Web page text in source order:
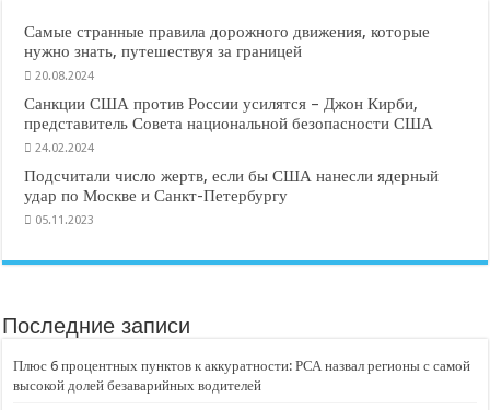
Самые странные правила дорожного движения, которые
нужно знать, путешествуя за границей
20.08.2024
Санкции США против России усилятся – Джон Кирби,
представитель Совета национальной безопасности США
24.02.2024
Подсчитали число жертв, если бы США нанесли ядерный
удар по Москве и Санкт-Петербургу
05.11.2023
Последние записи
Плюс 6 процентных пунктов к аккуратности: РСА назвал регионы с самой
высокой долей безаварийных водителей